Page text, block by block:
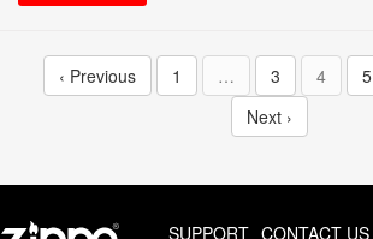
‹ Previous 1 … 3 4 5
Next ›
SUPPORT CONTACT US